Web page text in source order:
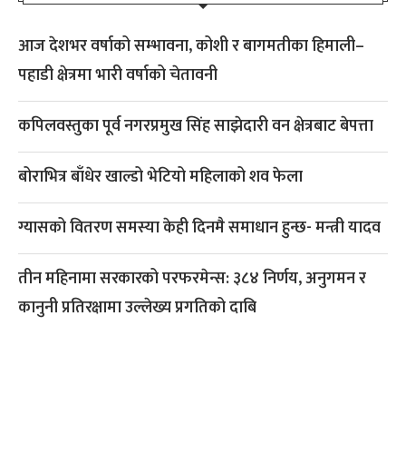
आज देशभर वर्षाको सम्भावना, कोशी र बागमतीका हिमाली–
पहाडी क्षेत्रमा भारी वर्षाको चेतावनी
कपिलवस्तुका पूर्व नगरप्रमुख सिंह साझेदारी वन क्षेत्रबाट बेपत्ता
बोराभित्र बाँधेर खाल्डो भेटियो महिलाको शव फेला
ग्यासको वितरण समस्या केही दिनमै समाधान हुन्छ- मन्त्री यादव
तीन महिनामा सरकारको परफरमेन्स: ३८४ निर्णय, अनुगमन र
कानुनी प्रतिरक्षामा उल्लेख्य प्रगतिको दाबि